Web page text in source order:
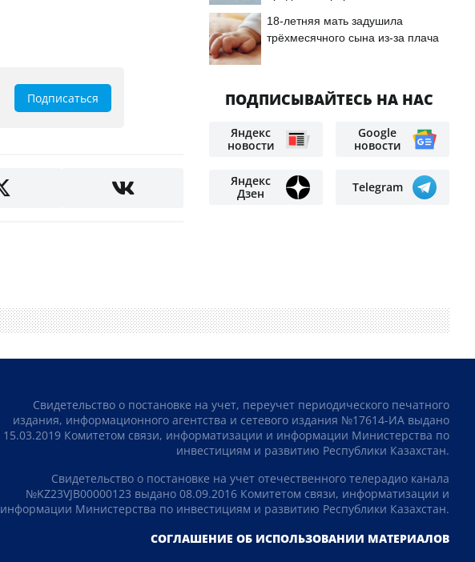
Подписаться
18-летняя мать задушила
трёхмесячного сына из-за плача
ПОДПИСЫВАЙТЕСЬ НА НАС
Яндекс
новости
Google
новости
Яндекс
Дзен
Telegram
Свидетельство о постановке на учет, переучет периодического печатного
издания, информационного агентства и сетевого издания №17614-ИА выдано
15.03.2019 Комитетом связи, информатизации и информации Министерства по
инвестициям и развитию Республики Казахстан.
Свидетельство о постановке на учет отечественного телерадио канала
№KZ23VJB00000123 выдано 08.09.2016 Комитетом связи, информатизации и
информации Министерства по инвестициям и развитию Республики Казахстан.
СОГЛАШЕНИЕ ОБ ИСПОЛЬЗОВАНИИ МАТЕРИАЛОВ